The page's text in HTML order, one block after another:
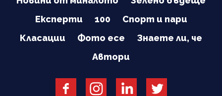
Експерти
100
Спорт и пари
Класации
Фото есе
Знаете ли, че
Автори